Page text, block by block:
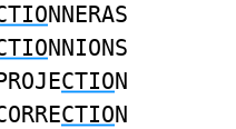
NNERAS
NNIONS
CTION
CTION